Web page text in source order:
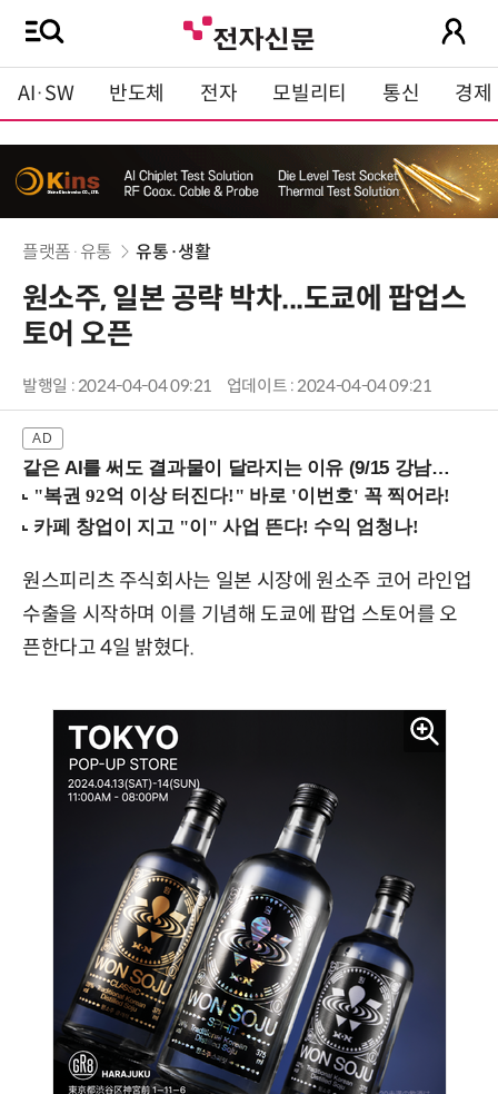
AI·SW 반도체 전자 모빌리티 통신 경제
플랫폼·유통 유통·생활
원소주, 일본 공략 박차...도쿄에 팝업스
토어 오픈
발행일 : 2024-04-04 09:21 업데이트 : 2024-04-04 09:21
같은 AI를 써도 결과물이 달라지는 이유 (9/15 강남역)
원스피리츠 주식회사는 일본 시장에 원소주 코어 라인업
수출을 시작하며 이를 기념해 도쿄에 팝업 스토어를 오
픈한다고 4일 밝혔다.